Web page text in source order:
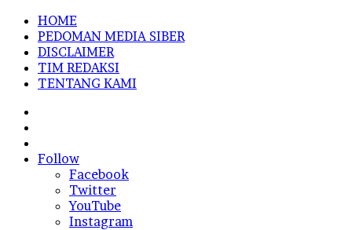
HOME
PEDOMAN MEDIA SIBER
DISCLAIMER
TIM REDAKSI
TENTANG KAMI
In
Follow
Facebook
Twitter
YouTube
Instagram